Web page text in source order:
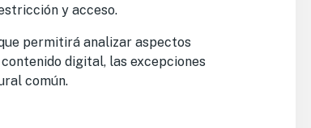
y acceso.
permitirá analizar aspectos
digital, las excepciones
común.